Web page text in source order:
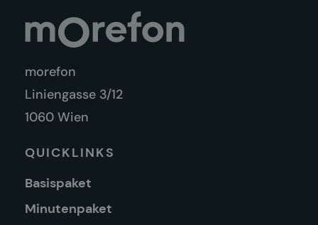
morefon
Liniengasse 3/12
1060 Wien
QUICKLINKS
Basispaket
Minutenpaket